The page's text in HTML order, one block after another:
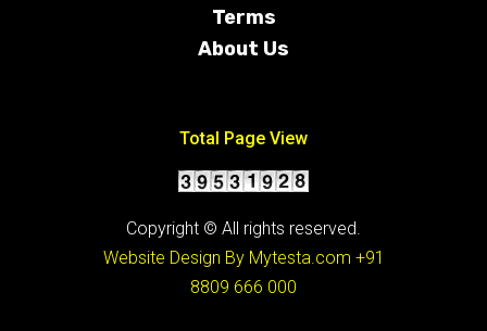
Terms
About Us
Total Page View
Copyright © All rights reserved.
Website Design By Mytesta.com +91
8809 666 000